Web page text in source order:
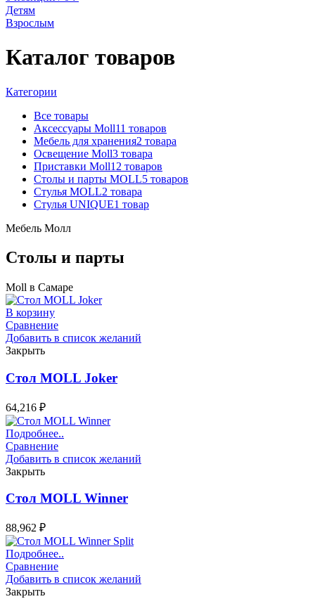
Детям
Взрослым
Каталог товаров
Категории
Все товары
Аксессуары Moll11 товаров
Мебель для хранения2 товара
Освещение Moll3 товара
Приставки Moll12 товаров
Столы и парты MOLL5 товаров
Стулья MOLL2 товара
Стулья UNIQUE1 товар
Мебель Молл
Столы и парты
Moll в Самаре
В корзину
Сравнение
Добавить в список желаний
Закрыть
Стол MOLL Joker
64,216 ₽
Подробнее..
Сравнение
Добавить в список желаний
Закрыть
Стол MOLL Winner
88,962 ₽
Подробнее..
Сравнение
Добавить в список желаний
Закрыть